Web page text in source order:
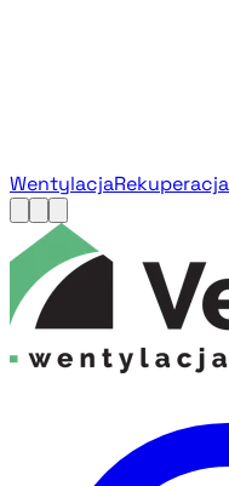
WentylacjaRekuperacja